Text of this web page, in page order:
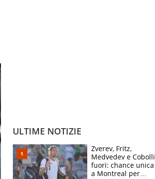
ULTIME NOTIZIE
Zverev, Fritz,
Medvedev e Cobolli
fuori: chance unica
a Montreal per